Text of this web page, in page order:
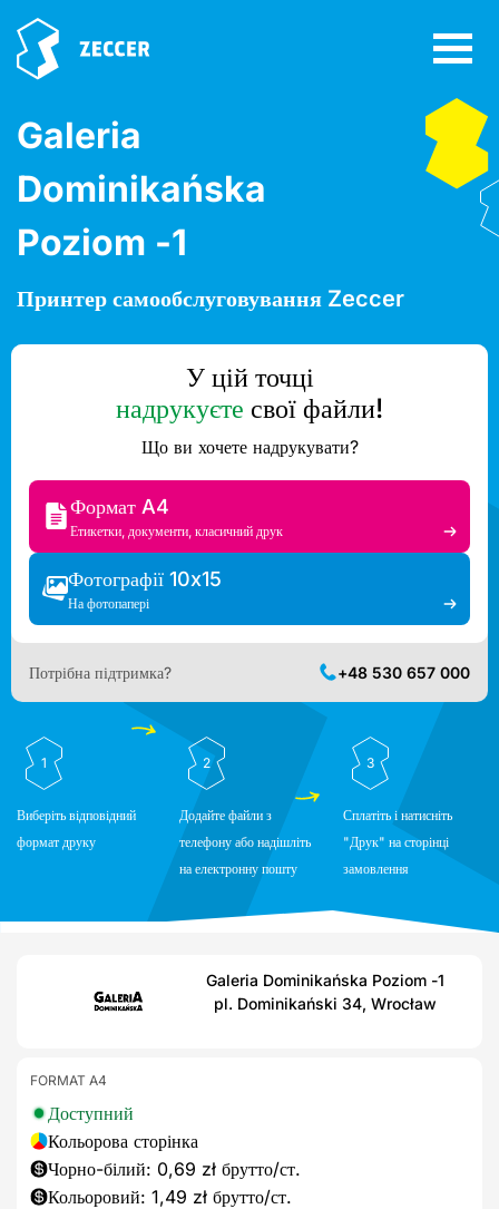
Galeria
Dominikańska
Poziom -1
Принтер самообслуговування Zeccer
У цій точці
надрукуєте свої файли!
Що ви хочете надрукувати?
Формат A4
Етикетки, документи, класичний друк
Фотографії 10x15
На фотопапері
Потрібна підтримка? +48 530 657 000
1
Виберіть відповідний
формат друку
2
Додайте файли з
телефону або надішліть
на електронну пошту
3
Сплатіть і натисніть
"Друк" на сторінці
замовлення
Galeria Dominikańska Poziom -1
pl. Dominikański 34, Wrocław
FORMAT A4
Доступний
Кольорова сторінка
Чорно-білий: 0,69 zł брутто/ст.
Кольоровий: 1,49 zł брутто/ст.